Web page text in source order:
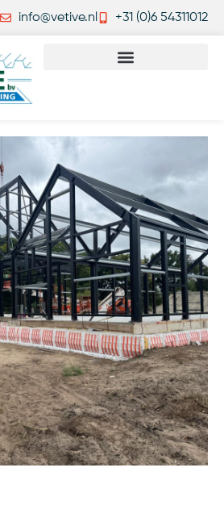
info@vetive.nl +31 (0)6 54311012